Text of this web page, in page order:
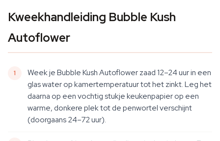
Kweekhandleiding Bubble Kush
Autoflower
Week je Bubble Kush Autoflower zaad 12–24 uur in een
glas water op kamertemperatuur tot het zinkt. Leg het
daarna op een vochtig stukje keukenpapier op een
warme, donkere plek tot de penwortel verschijnt
(doorgaans 24–72 uur).